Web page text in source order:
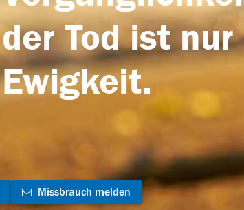
der Tod ist
Ewigkeit.
Missbrauch melden